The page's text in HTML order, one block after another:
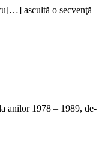
ascultă o secvenţă
anilor 1978 – 1989, de-